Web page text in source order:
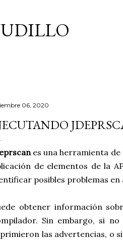
06, 2020
es una herramienta de
de elementos de la
posibles problemas en
obtener información
Sin embargo, si
las advertencias, o